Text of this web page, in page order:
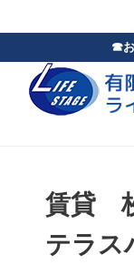
賃貸
テラス